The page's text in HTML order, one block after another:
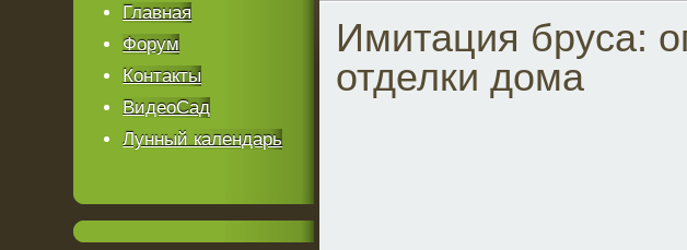
Имитация бруса:
отделки дома
Главная
Форум
Контакты
ВидеоСад
Лунный календарь